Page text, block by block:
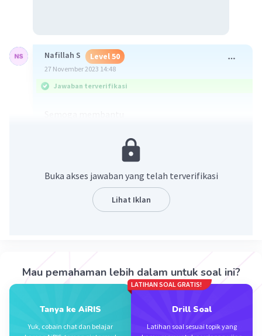
Nafillah S Level 50
27 November 2023 14:48
Jawaban terverifikasi
Buka akses jawaban yang telah terverifikasi
Lihat Iklan
Mau pemahaman lebih dalam untuk soal ini?
Tanya ke AiRIS
Yuk, cobain chat dan belajar
LATIHAN SOAL GRATIS!
Drill Soal
Latihan soal sesuai topik yang